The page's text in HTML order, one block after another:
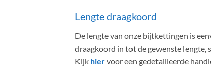
Lengte draagkoord
De lengte van onze bijtkettingen is
draagkoord in tot de gewenste lengte,
Kijk hiervoor een gedetailleerde